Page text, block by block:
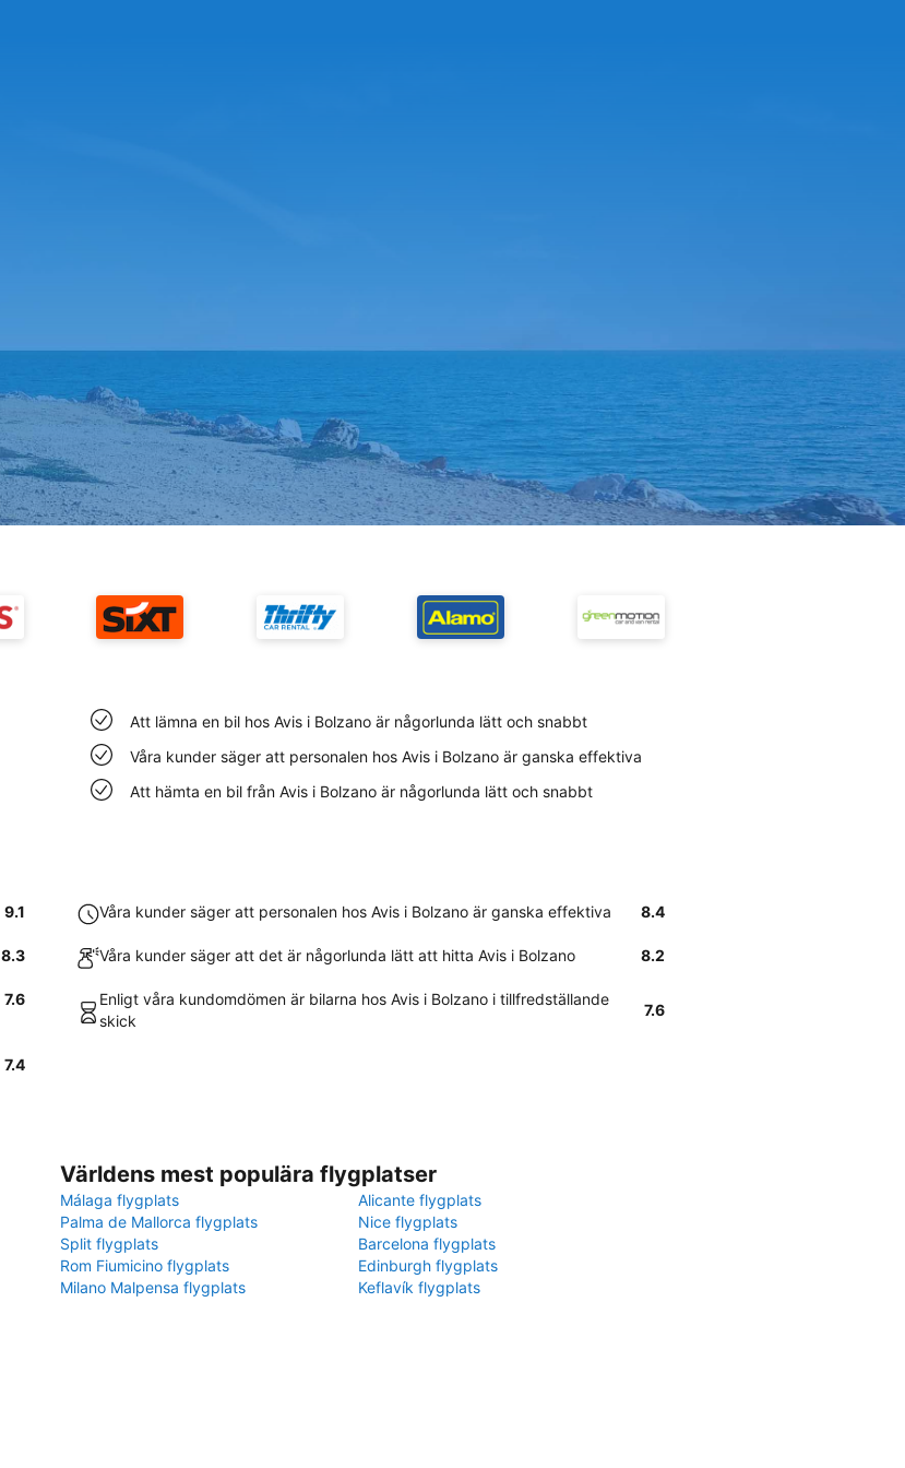
Att lämna en bil hos Avis i Bolzano är någorlunda lätt och snabbt
Våra kunder säger att personalen hos Avis i Bolzano är ganska effektiva
Att hämta en bil från Avis i Bolzano är någorlunda lätt och snabbt
9.1 Våra kunder säger att personalen hos Avis i Bolzano är ganska effektiva 8.4
8.3 Våra kunder säger att det är någorlunda lätt att hitta Avis i Bolzano 8.2
7.6
Enligt våra kundomdömen är bilarna hos Avis i Bolzano i tillfredställande
skick
7.6
7.4
Världens mest populära flygplatser
Málaga flygplats
Alicante flygplats
Palma de Mallorca flygplats
Nice flygplats
Split flygplats
Barcelona flygplats
Rom Fiumicino flygplats
Edinburgh flygplats
Milano Malpensa flygplats
Keflavík flygplats